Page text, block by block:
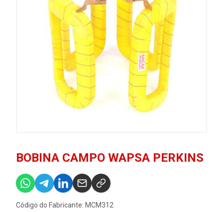
BOBINA CAMPO WAPSA PERKINS
Código do Fabricante: MCM312